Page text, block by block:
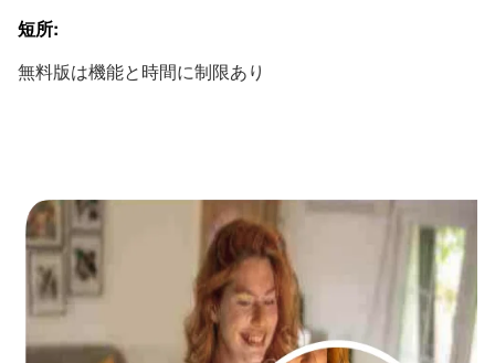
短所:
無料版は機能と時間に制限あり